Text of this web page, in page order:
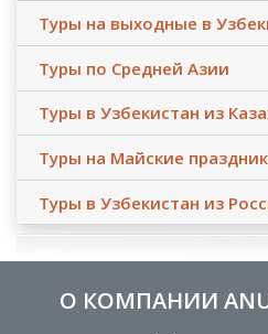
Туры на выходные в
Туры по Средней Азии
Туры в Узбекистан из
Туры на Майские
Туры в Узбекистан из
О КОМПАНИИ